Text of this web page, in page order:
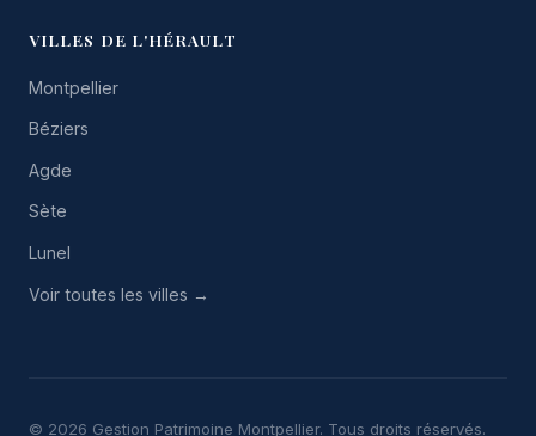
VILLES DE L'HÉRAULT
Montpellier
Béziers
Agde
Sète
Lunel
Voir toutes les villes →
© 2026 Gestion Patrimoine Montpellier. Tous droits réservés.